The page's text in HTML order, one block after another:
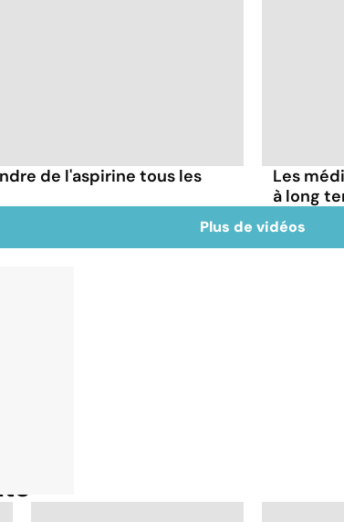
de l'aspirine tous les
Les
à long
Plus de vidéos